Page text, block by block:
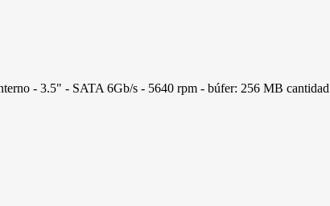
- 3.5" - SATA 6Gb/s - 5640 rpm - búfer: 256 MB cantidad